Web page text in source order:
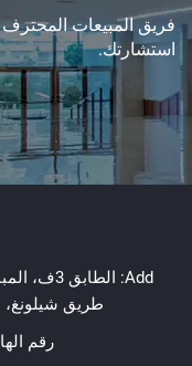
فريق المبيعات المحترف
استشارتك.
طريق شيلونغ،
رقم